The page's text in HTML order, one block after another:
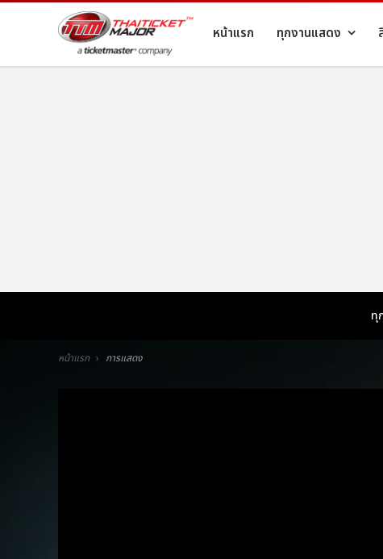
หน้าแรก ทุกงานแสดง
ทุ
หน้าแรก การแสดง